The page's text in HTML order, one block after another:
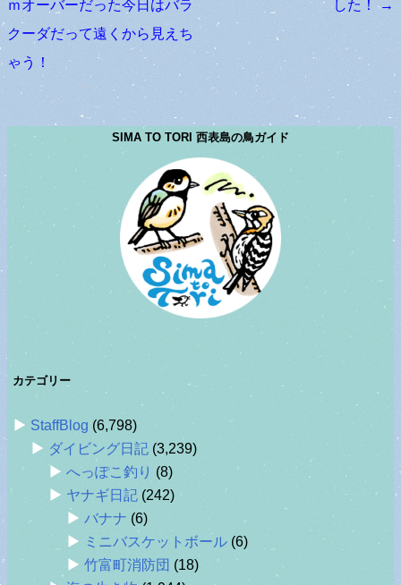
ｍオーバーだった今日はバラ
クーダだって遠くから見えち
ゃう！
した！→
SIMA TO TORI 西表島の鳥ガイド
カテゴリー
StaffBlog (6,798)
ダイビング日記 (3,239)
へっぽこ釣り (8)
ヤナギ日記 (242)
バナナ (6)
ミニバスケットボール (6)
竹富町消防団 (18)